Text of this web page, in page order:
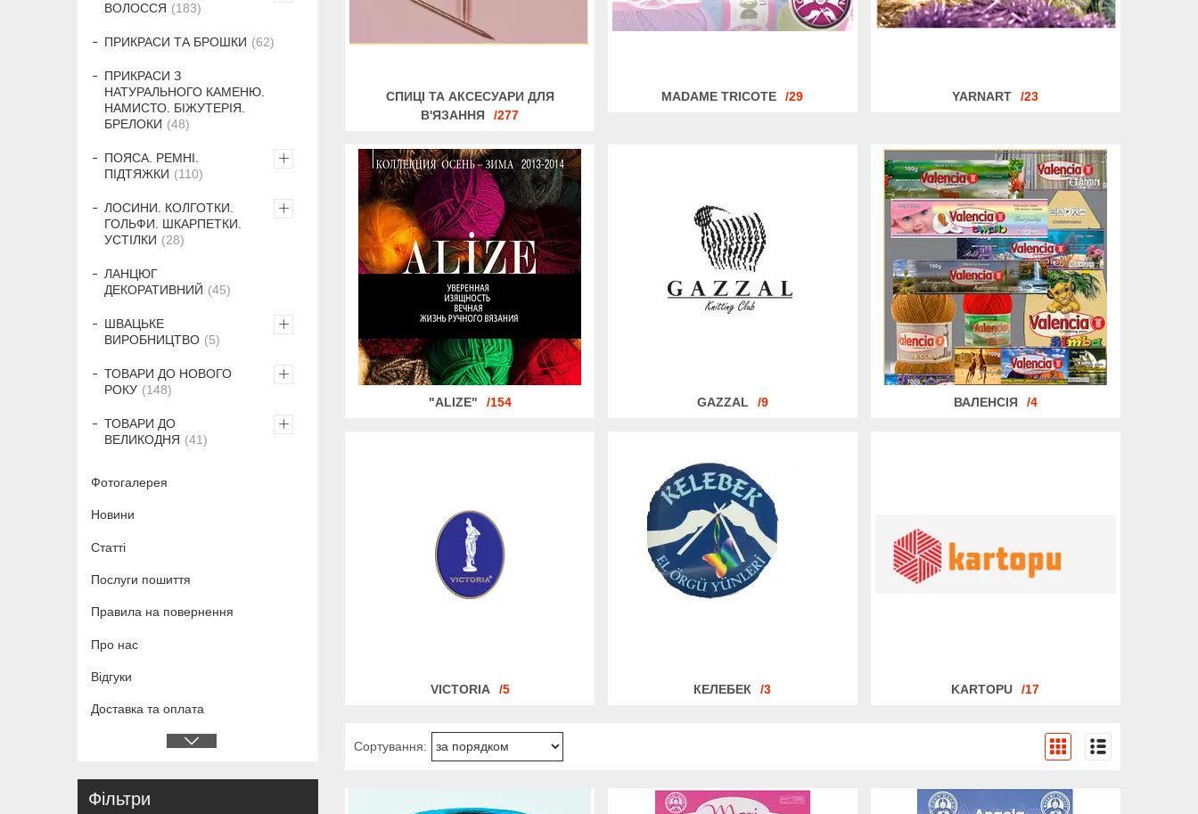
СПИЦІ ТА АКСЕСУАРИ ДЛЯ
В'ЯЗАННЯ
277
MADAME TRICOTE 29 YARNART 23
"ALIZE" 154 GAZZAL 9 ВАЛЕНСІЯ 4
VICTORIA 5 КЕЛЕБЕК 3 KARTOPU 17
ВОЛОССЯ
183
ПРИКРАСИ ТА БРОШКИ 62
ПРИКРАСИ З
НАТУРАЛЬНОГО КАМЕНЮ.
НАМИСТО. БІЖУТЕРІЯ.
БРЕЛОКИ
48
ПОЯСА. РЕМНІ.
ПІДТЯЖКИ
110
ЛОСИНИ. КОЛГОТКИ.
ГОЛЬФИ. ШКАРПЕТКИ.
УСТІЛКИ
28
ЛАНЦЮГ
ДЕКОРАТИВНИЙ
45
ШВАЦЬКЕ
ВИРОБНИЦТВО
5
ТОВАРИ ДО НОВОГО
РОКУ
148
ТОВАРИ ДО
ВЕЛИКОДНЯ
41
Фотогалерея
Новини
Статті
Послуги пошиття
Правила на повернення
Про нас
Відгуки
Доставка та оплата
Фільтри